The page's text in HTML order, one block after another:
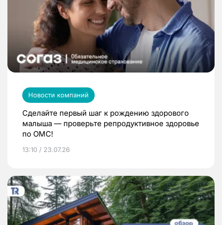
Новости компаний
Сделайте первый шаг к рождению здорового
малыша — проверьте репродуктивное здоровье
по ОМС!
13:10 / 23.07.26